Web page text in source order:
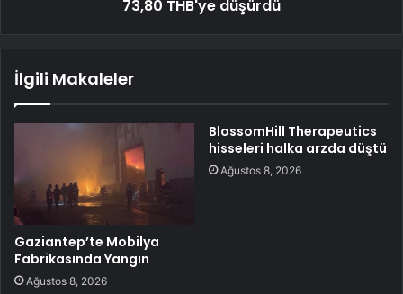
73,80 THB'ye düşürdü
İlgili Makaleler
Gaziantep’te Mobilya
Fabrikasında Yangın
Ağustos 8, 2026
BlossomHill Therapeutics
hisseleri halka arzda düştü
Ağustos 8, 2026